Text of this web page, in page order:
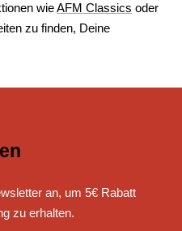
wieAFM Classics oder
zu finden, Deine
an, um 5€ Rabatt
zu erhalten.